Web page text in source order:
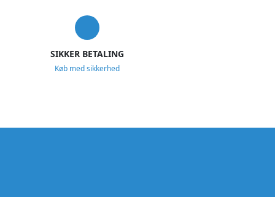
SIKKER BETALING
Køb med sikkerhed